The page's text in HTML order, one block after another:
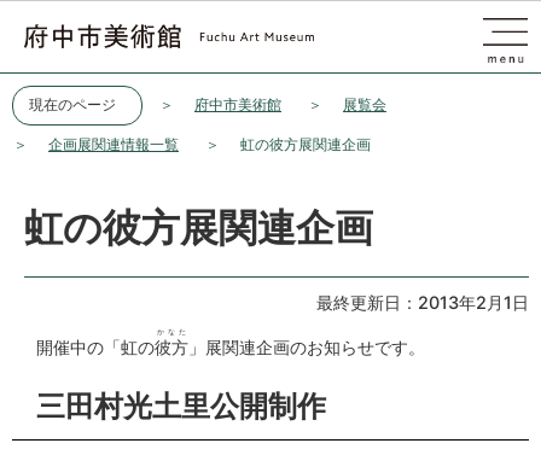
現在のページ 府中市美術館 展覧会
企画展関連情報一覧 虹の彼方展関連企画
虹の彼方展関連企画
最終更新日：2013年2月1日
開催中の「虹の彼方
かなた
」展関連企画のお知らせです。
三田村光土里公開制作